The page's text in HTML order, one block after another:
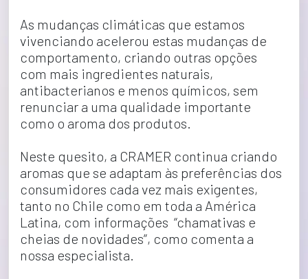
As mudanças climáticas que estamos
vivenciando acelerou estas mudanças de
comportamento, criando outras opções
com mais ingredientes naturais,
antibacterianos e menos químicos, sem
renunciar a uma qualidade importante
como o aroma dos produtos.
Neste quesito, a CRAMER continua criando
aromas que se adaptam às preferências dos
consumidores cada vez mais exigentes,
tanto no Chile como em toda a América
Latina, com informações  “chamativas e
cheias de novidades”, como comenta a
nossa especialista.